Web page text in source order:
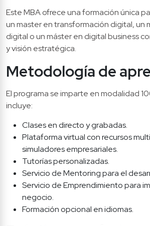
Este MBA ofrece una formación única
un master en transformación digital, un
digital o un máster en digital business
y visión estratégica.
Metodología de
El programa se imparte en modalidad
incluye:
Clases en directo y grabadas.
Plataforma virtual con recursos
simuladores empresariales.
Tutorías personalizadas.
Servicio de Mentoring para el
Servicio de Emprendimiento para
negocio.
Formación opcional en idiomas.